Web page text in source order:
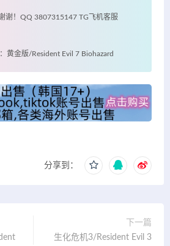
谢！QQ 3807315147 TG飞机客服
黄金版/Resident Evil 7 Biohazard
分享到：
下一篇
生化危机3/Resident Evil 3